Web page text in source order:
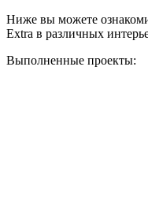
Ниже вы можете
Extra в различных
Выполненные проекты: